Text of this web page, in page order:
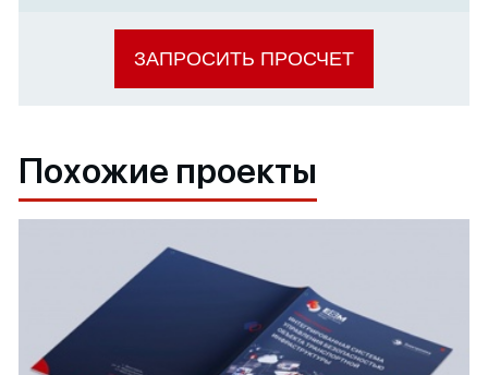
ЗАПРОСИТЬ ПРОСЧЕТ
Похожие проекты